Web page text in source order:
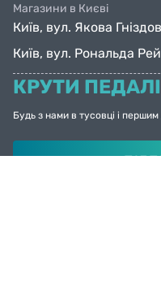
Магазини в Києві
Київ, вул. Якова
Київ, вул. Рональда
КРУТИ
Будь з нами в тусовці і